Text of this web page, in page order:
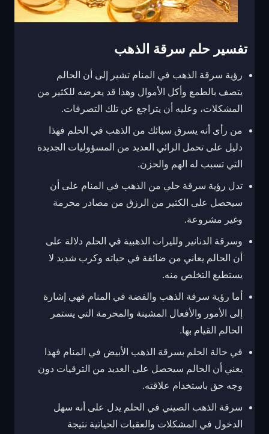
تفسير حلم سرقة الذهب
رؤية سرقة الذهب في المنام تشير إلى أن الحالم
يتصف بالطمع وأكل الأموال وهذا قد يعرضه للكثير من
المشكلات، وعليه أن يتراجع عن تلك التصرفات.
من رأى أنه يسرق سبائك من الذهب في الحلم فهذا
دليل على تحمل الرائي العديد من المسؤوليات الجديدة
التي تسبب له الهم والحزن.
تدل رؤية سرقة حلي من الذهب في المنام على أن
سيحصل على الكثير من الرزق من مصادر محرمة
وغير مشروعة.
وسرقة الدنانير ولليرات الذهبية في الحلم دلالة على
أن الحالم يعاني من ضائقة في حياته وكرب شديد لا
يستطيع التخلص منه.
أما رؤية سرقة الذهب والفضة في المنام فهي إشارة
إلى الأمور والأفعال المشينة والمحرمة التي يستمر
الحالم القيام بها.
في حالة الحلم بسرقة الذهب الأبيض في المنام فهذا
يعني أن الحالم سيحصل على العديد من الترقيات دون
وجه حق باستخدام علاقته.
سرقة الذهب الصيني في الحلم يدل على أنه سهل
الدخول في المشكلات والعقبات الحياتية نتيجة